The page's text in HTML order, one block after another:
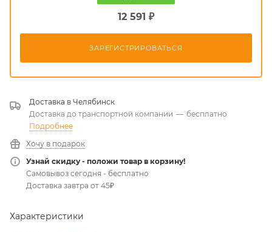
12 591 ₽
ЗАРЕГИСТРИРОВАТЬСЯ
Доставка в Челябинск
Доставка до транспортной компании — бесплатно
Подробнее
Хочу в подарок
Узнай скидку - положи товар в корзину!
Самовывоз сегодня - бесплатно
Доставка завтра от 45₽
Характеристики